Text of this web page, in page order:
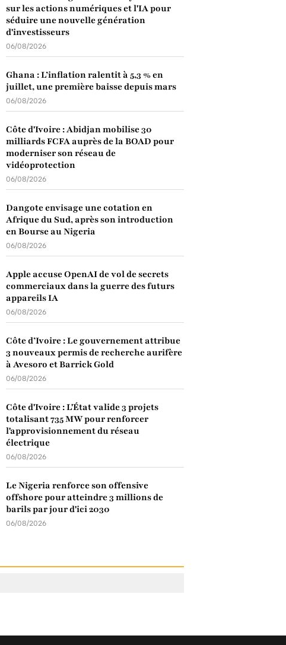
sur les actions numériques et l'IA pour
séduire une nouvelle génération
d'investisseurs
06/08/2026
Ghana : L’inflation ralentit à 5,3 % en
juillet, une première baisse depuis mars
06/08/2026
Côte d'Ivoire : Abidjan mobilise 30
milliards FCFA auprès de la BOAD pour
moderniser son réseau de
vidéoprotection
06/08/2026
Dangote envisage une cotation en
Afrique du Sud, après son introduction
en Bourse au Nigeria
06/08/2026
Apple accuse OpenAI de vol de secrets
commerciaux dans la guerre des futurs
appareils IA
06/08/2026
Côte d’Ivoire : Le gouvernement attribue
3 nouveaux permis de recherche aurifère
à Avesoro et Barrick Gold
06/08/2026
Côte d'Ivoire : L'État valide 3 projets
totalisant 735 MW pour renforcer
l'approvisionnement du réseau
électrique
06/08/2026
Le Nigeria renforce son offensive
offshore pour atteindre 3 millions de
barils par jour d'ici 2030
06/08/2026